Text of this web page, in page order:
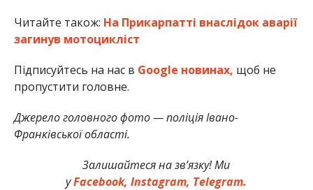
Читайте також: На Прикарпатті внаслідок аварії
загинув мотоцикліст
Підписуйтесь на нас в Google новинах, щоб не
пропустити головне.
Джерело головного фото — поліція Івано-
Франківської області.
Залишайтеся на зв’язку! Ми
уFacebook, Instagram, Telegram.